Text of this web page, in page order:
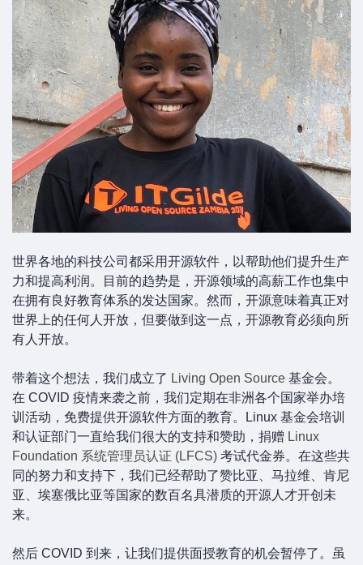
世界各地的科技公司都采用开源软件，以帮助他们提升生产
力和提高利润。目前的趋势是，开源领域的高薪工作也集中
在拥有良好教育体系的发达国家。然而，开源意味着真正对
世界上的任何人开放，但要做到这一点，开源教育必须向所
有人开放。
带着这个想法，我们成立了 Living Open Source 基金会。
在 COVID 疫情来袭之前，我们定期在非洲各个国家举办培
训活动，免费提供开源软件方面的教育。Linux 基金会培训
和认证部门一直给我们很大的支持和赞助，捐赠 Linux
Foundation 系统管理员认证 (LFCS) 考试代金券。在这些共
同的努力和支持下，我们已经帮助了赞比亚、马拉维、肯尼
亚、埃塞俄比亚等国家的数百名具潜质的开源人才开创未
来。
然后 COVID 到来，让我们提供面授教育的机会暂停了。虽